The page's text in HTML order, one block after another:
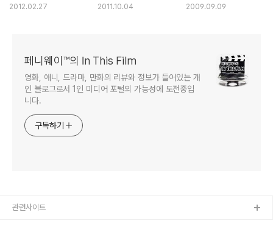
원작만화를 아십니까?
2012.02.27 2011.10.04 2009.09.09
페니웨이™의 In This Film
영화, 애니, 드라마, 만화의 리뷰와 정보가 들어있는 개
인 블로그로서 1인 미디어 포털의 가능성에 도전중입
니다.
구독하기
관련사이트